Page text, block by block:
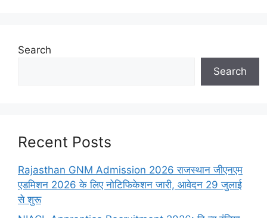
Search
Search
Recent Posts
Rajasthan GNM Admission 2026 राजस्थान जीएनएम
एडमिशन 2026 के लिए नोटिफिकेशन जारी, आवेदन 29 जुलाई
से शुरू